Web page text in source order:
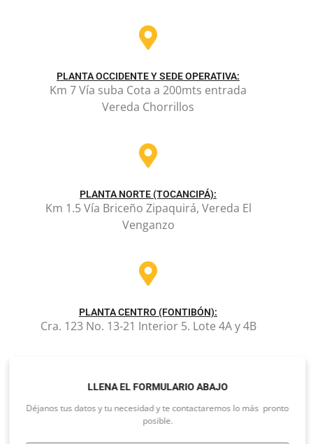
PLANTA OCCIDENTE Y SEDE OPERATIVA:
Km 7 Vía suba Cota a 200mts entrada
Vereda Chorrillos
PLANTA NORTE (TOCANCIPÁ):
Km 1.5 Vía Briceño Zipaquirá, Vereda El
Venganzo
PLANTA CENTRO (FONTIBÓN):
Cra. 123 No. 13-21 Interior 5. Lote 4A y 4B
LLENA EL FORMULARIO ABAJO
Déjanos tus datos y tu necesidad y te contactaremos lo más pronto
posible.